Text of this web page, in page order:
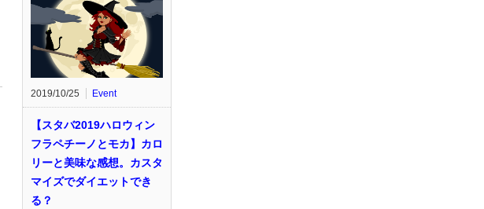
2019/10/25 Event
【スタバ2019ハロウィン
フラペチーノとモカ】カロ
リーと美味な感想。カスタ
マイズでダイエットでき
る？